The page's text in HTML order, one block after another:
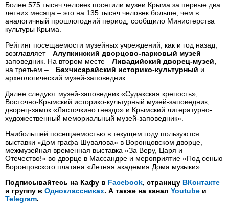
Более 575 тысяч человек посетили музеи Крыма за первые два
летних месяца – это на 135 тысяч человек больше, чем в
аналогичный прошлогодний период, сообщило Министерства
культуры Крыма.
Рейтинг посещаемости музейных учреждений, как и год назад,
возглавляет
Алупкинский дворцово-парковый музей –
заповедник. На втором месте
Ливадийский дворец-музей,
на третьем –
Бахчисарайский историко-культурный и
археологический музей-заповедник.
Далее следуют музей-заповедник «Судакская крепость»,
Восточно-Крымский историко-культурный музей-заповедник,
дворец-замок «Ласточкино гнездо» и Крымский литературно-
художественный мемориальный музей-заповедник».
Наибольшей посещаемостью в текущем году пользуются
выставки «Дом графа Шувалова» в Воронцовском дворце,
межмузейная временная выставка «За Веру, Царя и
Отечество!» во дворце в Массандре и мероприятие «Под сенью
Воронцовского платана «Летняя академия Дома музыки».
Подписывайтесь на Кафу в Facebook, страницу ВКонтакте
и группу в Одноклассниках. А также на канал Youtube и
Telegram.